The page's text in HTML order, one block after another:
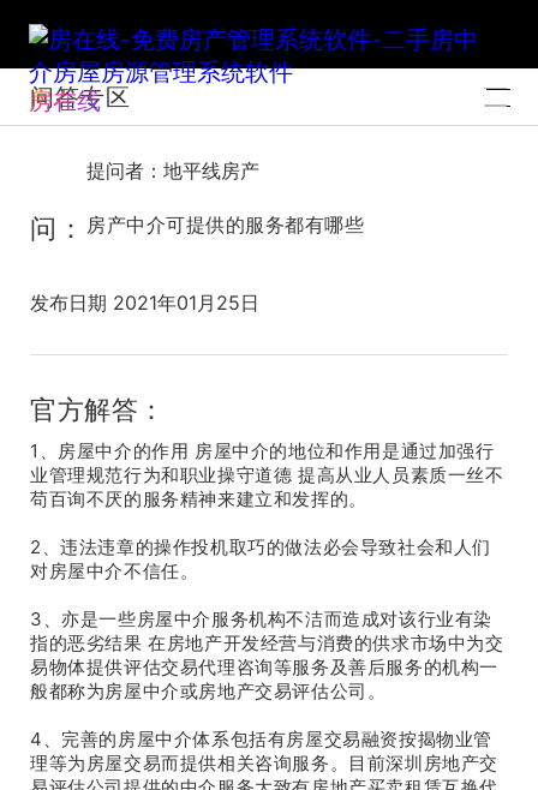
房在线
问答专区
提问者：地平线房产
问： 房产中介可提供的服务都有哪些
发布日期 2021年01月25日
官方解答：
1、房屋中介的作用 房屋中介的地位和作用是通过加强行
业管理规范行为和职业操守道德 提高从业人员素质一丝不
苟百询不厌的服务精神来建立和发挥的。
2、违法违章的操作投机取巧的做法必会导致社会和人们
对房屋中介不信任。
3、亦是一些房屋中介服务机构不洁而造成对该行业有染
指的恶劣结果 在房地产开发经营与消费的供求市场中为交
易物体提供评估交易代理咨询等服务及善后服务的机构一
般都称为房屋中介或房地产交易评估公司。
4、完善的房屋中介体系包括有房屋交易融资按揭物业管
理等为房屋交易而提供相关咨询服务。目前深圳房地产交